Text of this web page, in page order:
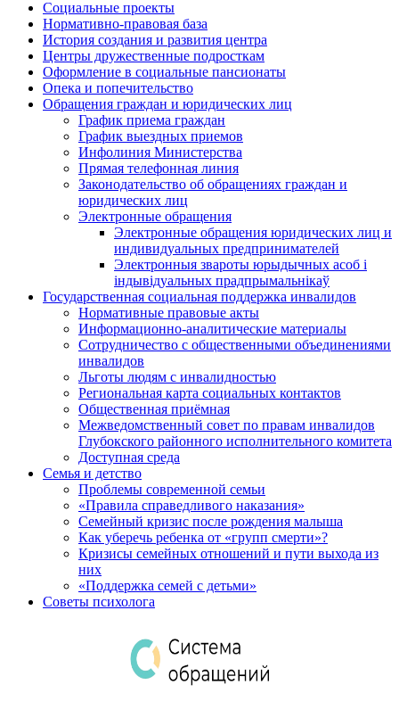
Социальные проекты
Нормативно-правовая база
История создания и развития центра
Центры дружественные подросткам
Оформление в социальные пансионаты
Опека и попечительство
Обращения граждан и юридических лиц
График приема граждан
График выездных приемов
Инфолиния Министерства
Прямая телефонная линия
Законодательство об обращениях граждан и
юридических лиц
Электронные обращения
Электронные обращения юридических лиц и
индивидуальных предпринимателей
Электронныя звароты юрыдычных асоб і
індывідуальных прадпрымальнікаў
Государственная социальная поддержка инвалидов
Нормативные правовые акты
Информационно-аналитические материалы
Сотрудничество с общественными объединениями
инвалидов
Льготы людям с инвалидностью
Региональная карта социальных контактов
Общественная приёмная
Межведомственный совет по правам инвалидов
Глубокского районного исполнительного комитета
Доступная среда
Семья и детство
Проблемы современной семьи
«Правила справедливого наказания»
Семейный кризис после рождения малыша
Как уберечь ребенка от «групп смерти»?
Кризисы семейных отношений и пути выхода из
них
«Поддержка семей с детьми»
Советы психолога